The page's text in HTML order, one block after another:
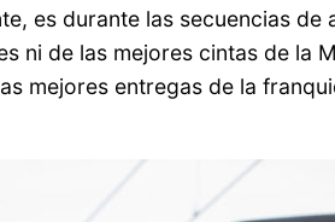
es durante las secuencias
ni de las mejores cintas de
mejores entregas de la